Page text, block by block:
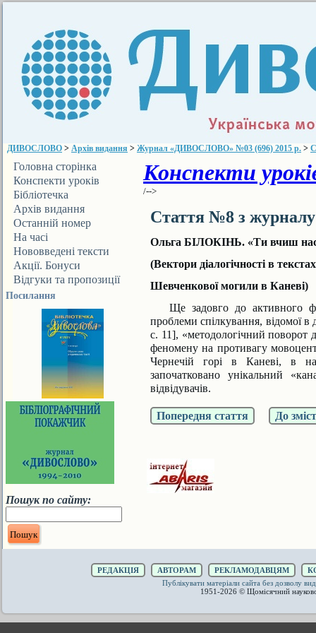
ДИВОСЛОВО > Архів видання > Журнал «ДИВОСЛОВО» №03 (696) 2015 р. >
Головна сторінка
Конспекти уроків
Бібліотечка
ДИВОСЛОВА
Архів видання
Останній номер
На часі
Нововведені тексти
Акції. Бонуси
Відгуки та пропозиції
Посилання
Пошук по сайту:
Конспекти
/-->
Стаття №8 з
Ольга БІЛОКІНЬ. «Ти вчиш
(Вектори діалогічності в
Шевченкової могили в Каневі)
Ще задовго до активного
проблеми спілкування, відомої
с. 11], «методологічний поворот
феномену на противагу
Чернечій горі в Каневі, в
започатковано унікальний
відвідувачів.
Попередня стаття До
РЕДАКЦІЯ АВТОРАМ РЕКЛАМОДАВЦЯМ
Публікувати матеріали сайта без дозволу
1951-2026 © Щомісячний